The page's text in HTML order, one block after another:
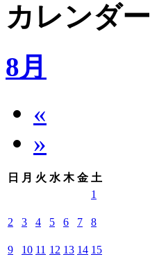
カレンダー
8月
«
»
日 月 火 水 木 金 土
1
2 3 4 5 6 7 8
9 10 11 12 13 14 15